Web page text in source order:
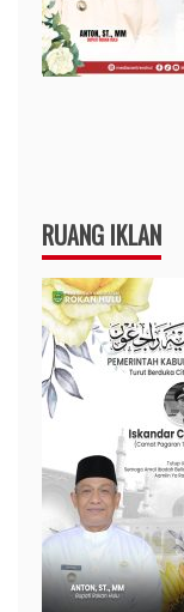
RUANG IKLAN